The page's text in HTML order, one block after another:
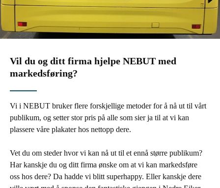
Vil du og ditt firma hjelpe NEBUT med
markedsføring?
Vi i NEBUT bruker flere forskjellige metoder for å nå ut til vårt
publikum, og setter stor pris på alle som sier ja til at vi kan
plassere våre plakater hos nettopp dere.
Vet du om steder hvor vi kan nå ut til et ennå større publikum?
Har kanskje du og ditt firma ønske om at vi kan markedsføre
oss hos dere? Da hadde vi blitt superhappy. Eller kanskje dere